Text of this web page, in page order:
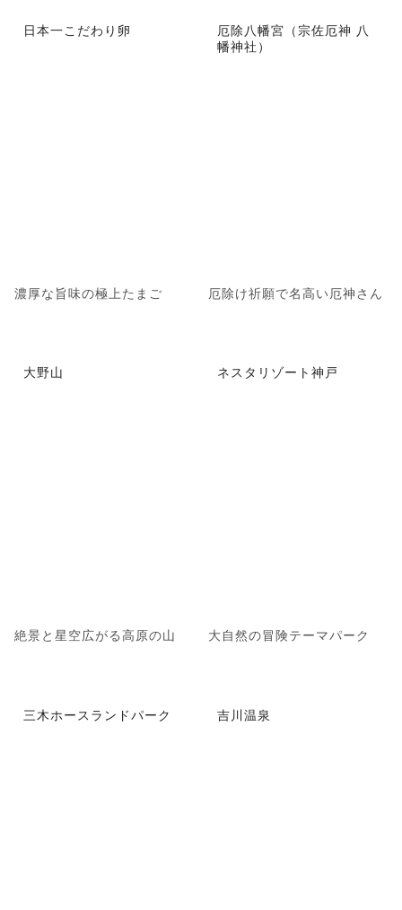
日本一こだわり卵
濃厚な旨味の極上たまご
厄除八幡宮（宗佐厄神 八
幡神社）
厄除け祈願で名高い厄神さん
大野山
絶景と星空広がる高原の山
ネスタリゾート神戸
大自然の冒険テーマパーク
三木ホースランドパーク 吉川温泉